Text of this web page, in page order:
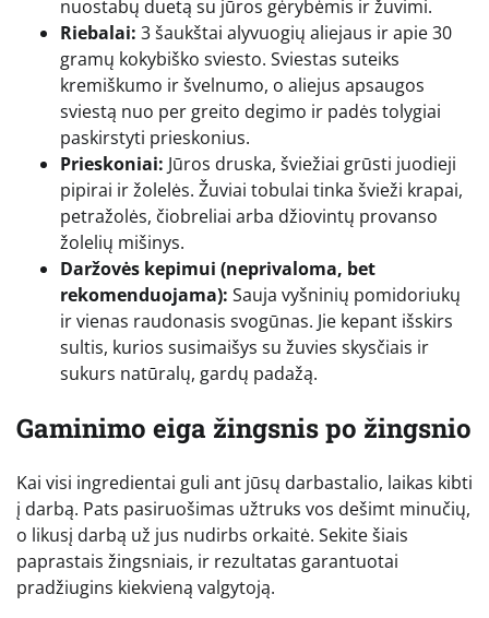
nuostabų duetą su jūros gėrybėmis ir žuvimi.
Riebalai: 3 šaukštai alyvuogių aliejaus ir apie 30
gramų kokybiško sviesto. Sviestas suteiks
kremiškumo ir švelnumo, o aliejus apsaugos
sviestą nuo per greito degimo ir padės tolygiai
paskirstyti prieskonius.
Prieskoniai: Jūros druska, šviežiai grūsti juodieji
pipirai ir žolelės. Žuviai tobulai tinka švieži krapai,
petražolės, čiobreliai arba džiovintų provanso
žolelių mišinys.
Daržovės kepimui (neprivaloma, bet
rekomenduojama): Sauja vyšninių pomidoriukų
ir vienas raudonasis svogūnas. Jie kepant išskirs
sultis, kurios susimaišys su žuvies skysčiais ir
sukurs natūralų, gardų padažą.
Gaminimo eiga žingsnis po žingsnio
Kai visi ingredientai guli ant jūsų darbastalio, laikas kibti
į darbą. Pats pasiruošimas užtruks vos dešimt minučių,
o likusį darbą už jus nudirbs orkaitė. Sekite šiais
paprastais žingsniais, ir rezultatas garantuotai
pradžiugins kiekvieną valgytoją.